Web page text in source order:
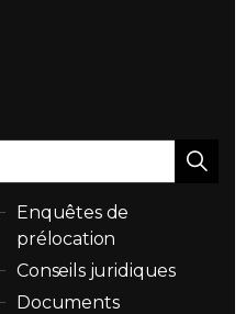
Enquêtes de
prélocation
Conseils juridiques
Documents